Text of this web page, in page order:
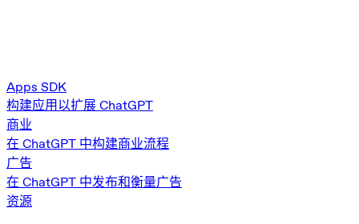
Apps SDK
构建应用以扩展 ChatGPT
商业
在 ChatGPT 中构建商业流程
广告
在 ChatGPT 中发布和衡量广告
资源